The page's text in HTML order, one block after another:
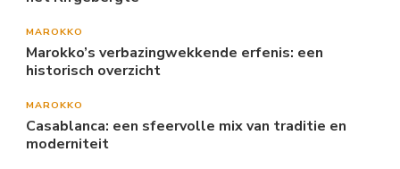
MAROKKO
Marokko’s verbazingwekkende erfenis: een
historisch overzicht
MAROKKO
Casablanca: een sfeervolle mix van traditie en
moderniteit